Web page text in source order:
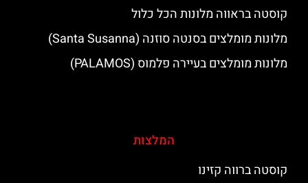
קוסטה בראווה מלונות הכל כלול
מלונות מומלצים בסנטה סוזנה (Santa Susanna)
מלונות מומלצים בעיירה פלמוס (PALAMOS)
המלצות
קוסטה ברווה קזינו